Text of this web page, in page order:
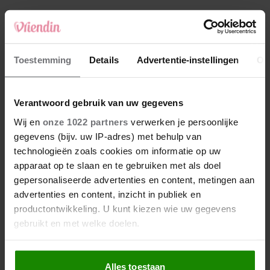
Toestemming Details Advertentie-instellingen
Verantwoord gebruik van uw gegevens
Wij en onze 1022 partners verwerken je persoonlijke
gegevens (bijv. uw IP-adres) met behulp van
technologieën zoals cookies om informatie op uw
apparaat op te slaan en te gebruiken met als doel
gepersonaliseerde advertenties en content, metingen aan
advertenties en content, inzicht in publiek en
productontwikkeling. U kunt kiezen wie uw gegevens
gebruikt en met welke doelen.
Als u het toestaat, willen we ook graag:
Alles toestaan
4 fluistert hij. Ik sluit mijn ogen en zwijg’
5 Makelaar Mandy: ‘Vrijdagavond belde Bart.
Hij sprak eng kalm’
Nieuw